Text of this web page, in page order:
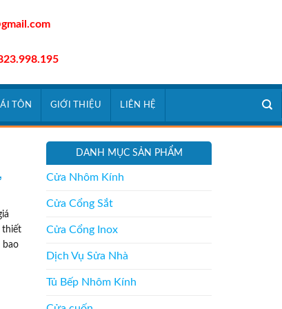
TÔN GIỚI THIỆU LIÊN HỆ
DANH MỤC SẢN PHẨM
Cửa Nhôm Kính
Cửa Cổng Sắt
Cửa Cổng Inox
Dịch Vụ Sửa Nhà
Tủ Bếp Nhôm Kính
thiết
bao